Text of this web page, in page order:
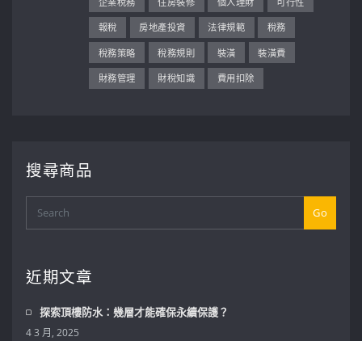
報稅 房地產投資 法律規範 稅務
稅務策略 稅務規則 裝潢 裝潢費
財務管理 財稅知識 費用扣除
搜尋商品
Go
近期文章
探索頂樓防水：幾層才能確保永續保護？
4 3 月, 2025